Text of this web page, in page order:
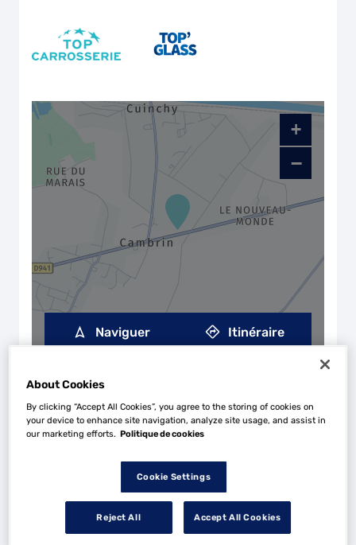
Lundi 08:00 - 12:0013:30 - 17:30
08:00 - 12:00
08:00 - 12:0013:30 - 17:30
+
−
Naviguer Itinéraire
About Cookies
By clicking “Accept All Cookies”, you agree to the storing of cookies on
your device to enhance site navigation, analyze site usage, and assist in
our marketing efforts. Politique de cookies
Cookie Settings
Reject All Accept All Cookies